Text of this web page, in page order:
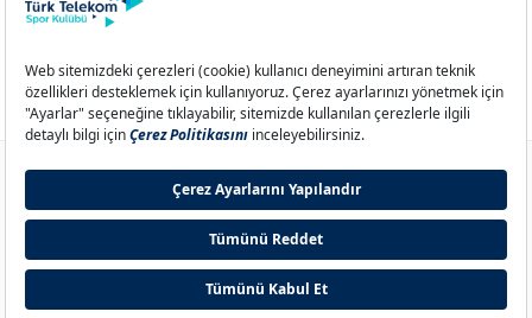
İletişim
© 2026 Türk Telekom Spor Kulübü